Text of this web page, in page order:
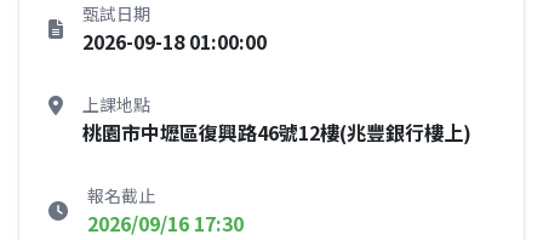
甄試日期
2026-09-18 01:00:00
上課地點
桃園市中壢區復興路46號12樓(兆豐銀行樓上)
報名截止
2026/09/16 17:30